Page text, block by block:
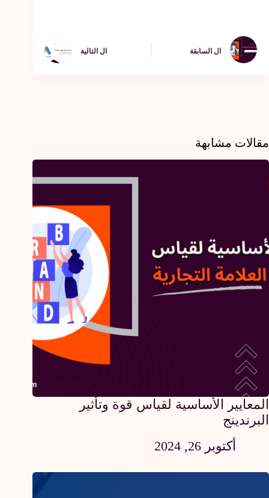
ال السابقة ال التالية
مقالات مشابهة
المعايير الأساسية لقياس قوة وتأثير
البرندينج
أكتوبر 26, 2024